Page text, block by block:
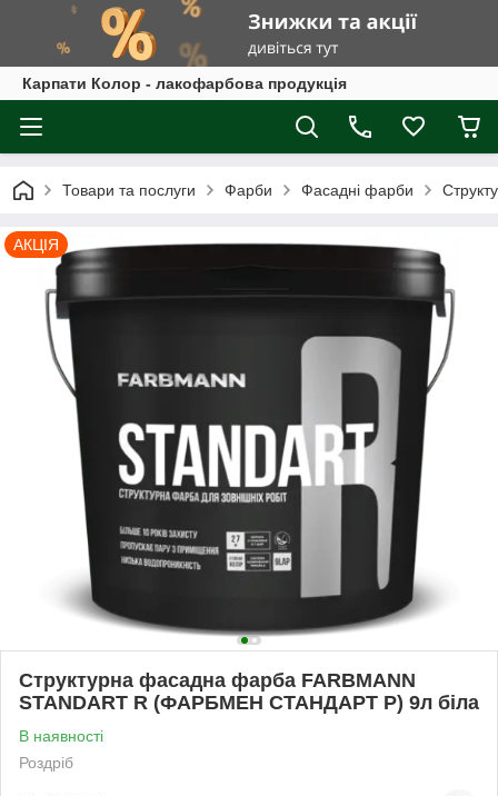
Карпати Колор - лакофарбова продукція
Товари та послуги Фарби Фасадні фарби
АКЦІЯ
Структурна фасадна фарба FARBMANN
STANDART R (ФАРБМЕН СТАНДАРТ Р) 9л біла
В наявності
Роздріб